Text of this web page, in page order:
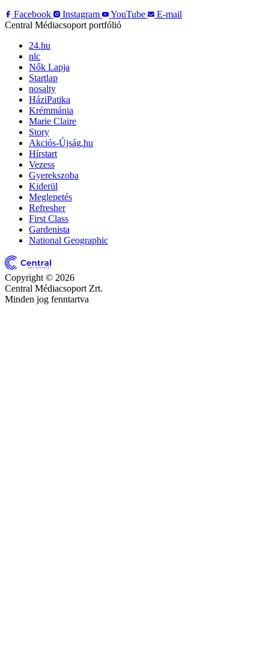
Facebook
Instagram YouTube
E-mail
Central Médiacsoport portfólió
24.hu
nlc
Nők Lapja
Startlap
nosalty
HáziPatika
Krémmánia
Marie Claire
Story
Akciós-Újság.hu
Hírstart
Vezess
Gyerekszoba
Kiderül
Meglepetés
Refresher
First Class
Gardenista
National Geographic
Copyright © 2026
Central Médiacsoport Zrt.
Minden jog fenntartva